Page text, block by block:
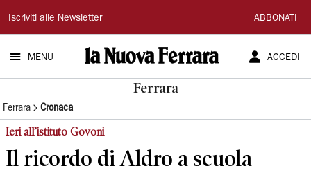
La
Nuova
Ferrara
Iscriviti alle Newsletter ABBONATI
MENU ACCEDI
Ferrara
Ferrara Cronaca
Ieri all’istituto Govoni
Il ricordo di Aldro a scuola